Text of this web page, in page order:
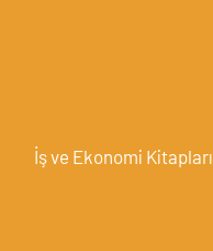
İş ve Ekonomi Kitapları